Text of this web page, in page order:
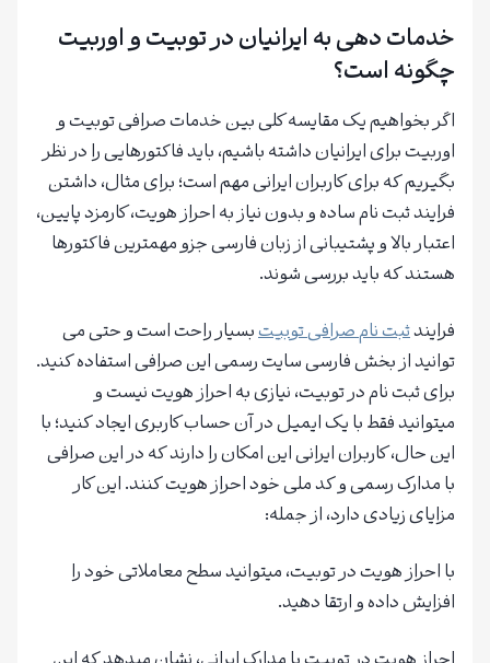
خدمات دهی به ایرانیان در توبیت و اوربیت
چگونه است؟
اگر بخواهیم یک مقایسه کلی بین خدمات صرافی توبیت و
اوربیت برای ایرانیان داشته باشیم، باید فاکتورهایی را در نظر
بگیریم که برای کاربران ایرانی مهم است؛ برای مثال، داشتن
فرایند ثبت نام ساده و بدون نیاز به احراز هویت، کارمزد پایین،
اعتبار بالا و پشتیبانی از زبان فارسی جزو مهمترین فاکتورها
هستند که باید بررسی شوند.
فرایندثبت نام صرافی توبیتبسیار راحت است و حتی می
توانید از بخش فارسی سایت رسمی این صرافی استفاده کنید.
برای ثبت نام در توبیت، نیازی به احراز هویت نیست و
میتوانید فقط با یک ایمیل در آن حساب کاربری ایجاد کنید؛ با
این حال، کاربران ایرانی این امکان را دارند که در این صرافی
با مدارک رسمی و کد ملی خود احراز هویت کنند. این کار
مزایای زیادی دارد، از جمله:
با احراز هویت در توبیت، میتوانید سطح معاملاتی خود را
افزایش داده و ارتقا دهید.